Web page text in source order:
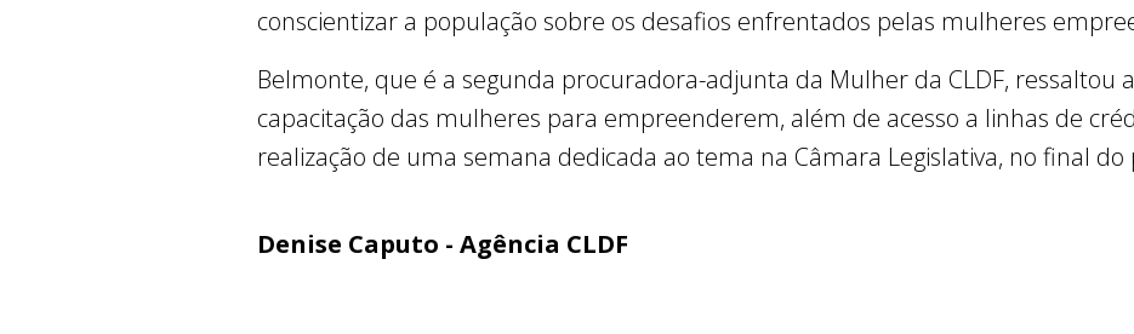
conscientizar a população sobre os desafios enfrentados pelas mulheres
Belmonte, que é a segunda procuradora-adjunta da Mulher da CLDF, ressaltou
capacitação das mulheres para empreenderem, além de acesso a linhas de
realização de uma semana dedicada ao tema na Câmara Legislativa, no final
Denise Caputo - Agência CLDF